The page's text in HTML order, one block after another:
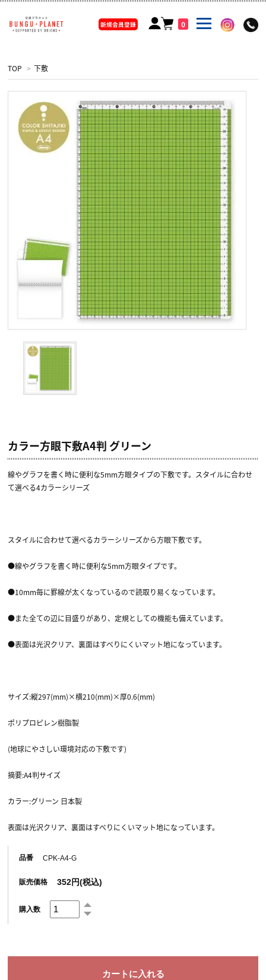
0
新規会員登録
TOP > 下敷
カラー方眼下敷A4判 グリーン
線やグラフを書く時に便利な5mm方眼タイプの下敷です。スタイルに合わせ
て選べる4カラーシリーズ
スタイルに合わせて選べるカラーシリーズから方眼下敷です。
●線やグラフを書く時に便利な5mm方眼タイプです。
●10mm毎に罫線が太くなっているので読取り易くなっています。
●また全ての辺に目盛りがあり、定規としての機能も備えています。
●表面は光沢クリア、裏面はすべりにくいマット地になっています。
サイズ:縦297(mm)×横210(mm)×厚0.6(mm)
ポリプロピレン樹脂製
(地球にやさしい環境対応の下敷です)
摘要:A4判サイズ
カラー:グリーン 日本製
表面は光沢クリア、裏面はすべりにくいマット地になっています。
品番 CPK-A4-G
販売価格 352円(税込)
購入数